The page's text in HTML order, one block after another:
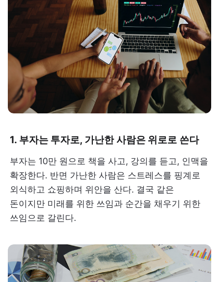
1. 부자는 투자로, 가난한 사람은 위로로 쓴다
부자는 10만 원으로 책을 사고, 강의를 듣고, 인맥을
확장한다. 반면 가난한 사람은 스트레스를 핑계로
외식하고 쇼핑하며 위안을 산다. 결국 같은
돈이지만 미래를 위한 쓰임과 순간을 채우기 위한
쓰임으로 갈린다.